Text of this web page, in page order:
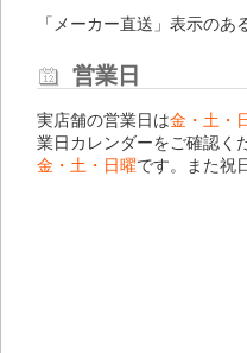
「メーカー直送」表示の
営業日
実店舗の営業日は金・土・
業日カレンダーをご確認く
金・土・日曜です。また祝